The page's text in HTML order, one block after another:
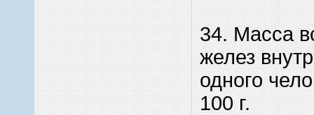
34. Масса
желез
одного
100 г.